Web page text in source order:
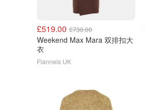
£519.00 £730.00
Weekend Max Mara 双排扣大
衣
Flannels UK